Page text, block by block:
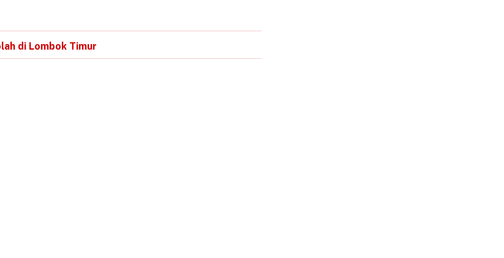
di Lombok Timur